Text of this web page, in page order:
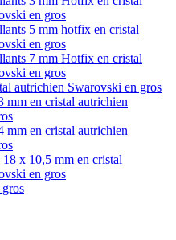
en gros
5 mm hotfix en cristal
en gros
7 mm Hotfix en cristal
en gros
autrichien Swarovski en gros
mm en cristal autrichien
mm en cristal autrichien
x 10,5 mm en cristal
en gros